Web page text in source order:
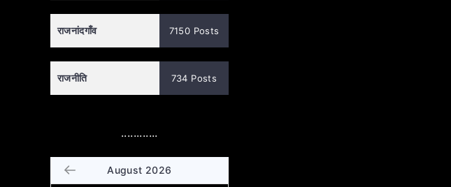
राजनांदगाँव 7150 Posts
राजनीति 734 Posts
............
August 2026